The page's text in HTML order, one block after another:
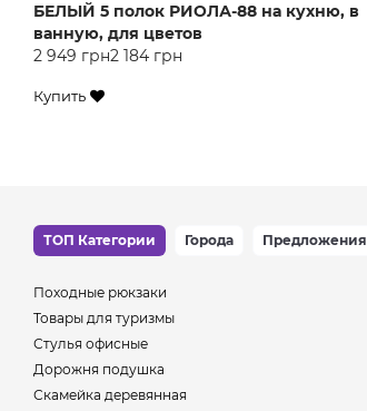
БЕЛЫЙ 5 полок РИОЛА-88 на кухню, в
ванную, для цветов
2 949 грн2 184 грн
Купить
ТОП Категории Города Предложения
Походные рюкзаки
Товары для туризмы
Стулья офисные
Дорожня подушка
Скамейка деревянная